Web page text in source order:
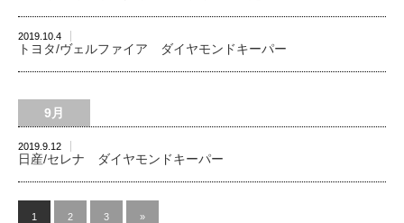
2019.10.4
トヨタ/ヴェルファイア ダイヤモンドキーパー
9月
2019.9.12
日産/セレナ ダイヤモンドキーパー
1 2 3 »